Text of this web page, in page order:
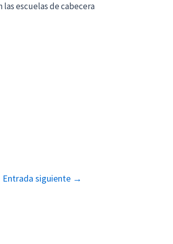
las escuelas de cabecera
Entrada siguiente →